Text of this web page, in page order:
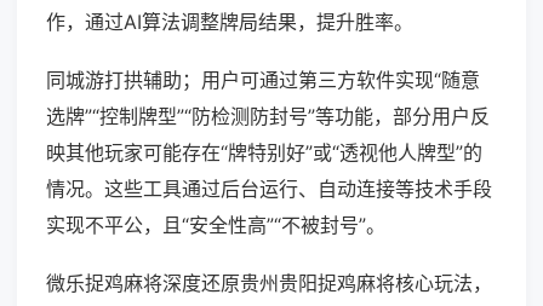
作，通过AI算法调整牌局结果，提升胜率。
同城游打拱辅助；用户可通过第三方软件实现“随意
选牌”“控制牌型”“防检测防封号”等功能，部分用户反
映其他玩家可能存在“牌特别好”或“透视他人牌型”的
情况。这些工具通过后台运行、自动连接等技术手段
实现不平公，且“安全性高”“不被封号”。
微乐捉鸡麻将深度还原贵州贵阳捉鸡麻将核心玩法，